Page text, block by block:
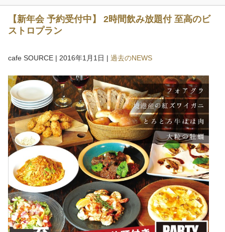
【新年会 予約受付中】 2時間飲み放題付 至高のビ
ストロプラン
cafe SOURCE | 2016年1月1日 | 過去のNEWS